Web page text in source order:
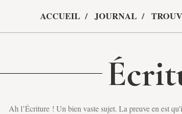
ACCUEIL JOURNAL
Ah l’Écriture ! Un bien vaste sujet. La preuve en est